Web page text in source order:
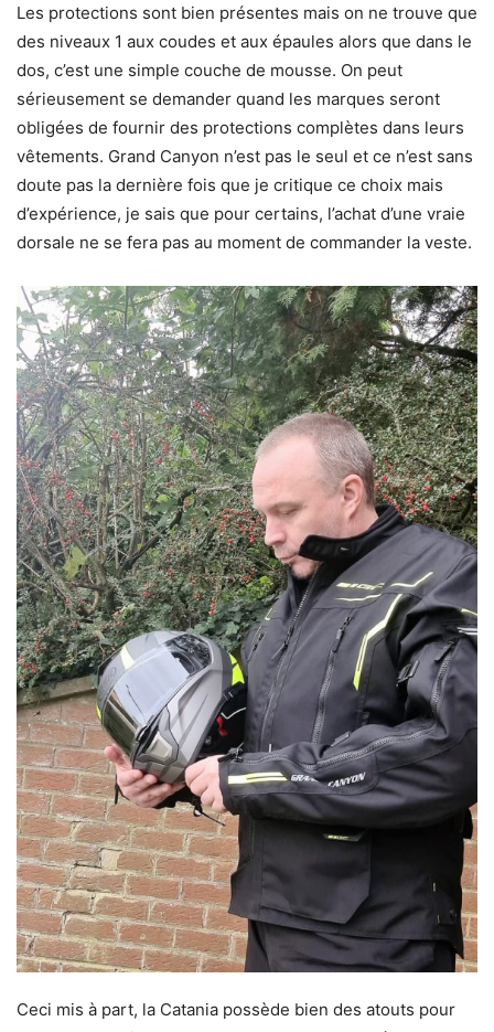
Les protections sont bien présentes mais on ne trouve que
des niveaux 1 aux coudes et aux épaules alors que dans le
dos, c’est une simple couche de mousse. On peut
sérieusement se demander quand les marques seront
obligées de fournir des protections complètes dans leurs
vêtements. Grand Canyon n’est pas le seul et ce n’est sans
doute pas la dernière fois que je critique ce choix mais
d’expérience, je sais que pour certains, l’achat d’une vraie
dorsale ne se fera pas au moment de commander la veste.
Ceci mis à part, la Catania possède bien des atouts pour